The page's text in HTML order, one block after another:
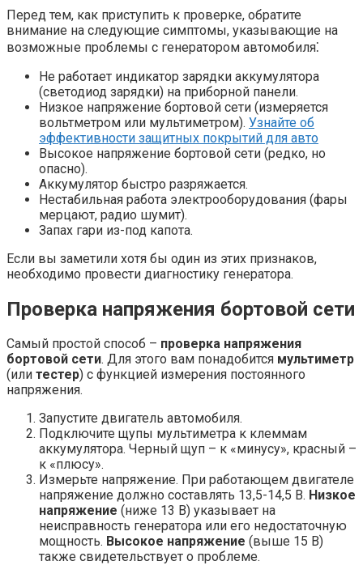
Перед тем, как приступить к проверке, обратите
внимание на следующие симптомы, указывающие на
возможные проблемы с генератором автомобиля⁚
Не работает индикатор зарядки аккумулятора
(светодиод зарядки) на приборной панели.
Низкое напряжение бортовой сети (измеряется
вольтметром или мультиметром). Узнайте об
эффективности защитных покрытий для авто
Высокое напряжение бортовой сети (редко, но
опасно).
Аккумулятор быстро разряжается.
Нестабильная работа электрооборудования (фары
мерцают, радио шумит).
Запах гари из-под капота.
Если вы заметили хотя бы один из этих признаков,
необходимо провести диагностику генератора.
Проверка напряжения бортовой сети
Самый простой способ – проверка напряжения
бортовой сети. Для этого вам понадобится мультиметр
(или тестер) с функцией измерения постоянного
напряжения.
Запустите двигатель автомобиля.
Подключите щупы мультиметра к клеммам
аккумулятора. Черный щуп – к «минусу», красный –
к «плюсу».
Измерьте напряжение. При работающем двигателе
напряжение должно составлять 13,5-14,5 В. Низкое
напряжение (ниже 13 В) указывает на
неисправность генератора или его недостаточную
мощность. Высокое напряжение (выше 15 В)
также свидетельствует о проблеме.